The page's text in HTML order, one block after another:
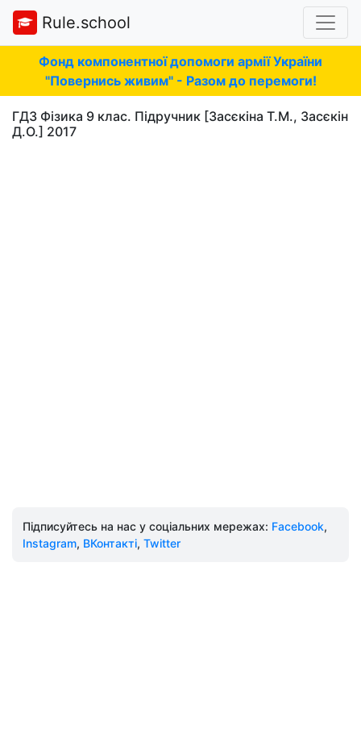
Rule.school
Фонд компонентної допомоги армії України
"Повернись живим" - Разом до перемоги!
ГДЗ Фізика 9 клас. Підручник [Засєкіна Т.М., Засєкін
Д.О.] 2017
Підписуйтесь на нас у соціальних мережах: Facebook,
Instagram, ВКонтакті, Twitter